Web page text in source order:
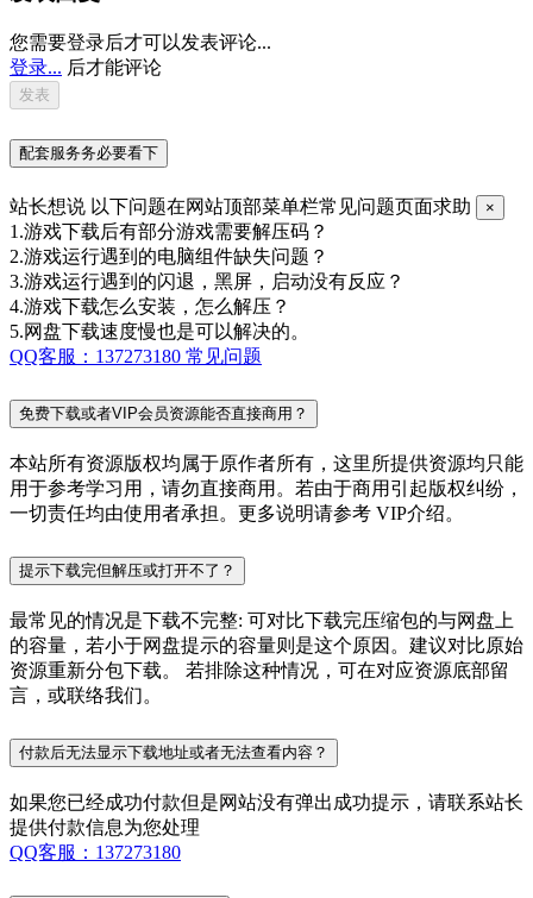
您需要登录后才可以发表评论...
登录... 后才能评论
配套服务务必要看下
站长想说 以下问题在网站顶部菜单栏常见问题页面求助 ×
1.游戏下载后有部分游戏需要解压码？
2.游戏运行遇到的电脑组件缺失问题？
3.游戏运行遇到的闪退，黑屏，启动没有反应？
4.游戏下载怎么安装，怎么解压？
5.网盘下载速度慢也是可以解决的。
QQ客服：137273180 常见问题
免费下载或者VIP会员资源能否直接商用？
本站所有资源版权均属于原作者所有，这里所提供资源均只能
用于参考学习用，请勿直接商用。若由于商用引起版权纠纷，
一切责任均由使用者承担。更多说明请参考 VIP介绍。
提示下载完但解压或打开不了？
最常见的情况是下载不完整: 可对比下载完压缩包的与网盘上
的容量，若小于网盘提示的容量则是这个原因。建议对比原始
资源重新分包下载。 若排除这种情况，可在对应资源底部留
言，或联络我们。
付款后无法显示下载地址或者无法查看内容？
如果您已经成功付款但是网站没有弹出成功提示，请联系站长
提供付款信息为您处理
QQ客服：137273180